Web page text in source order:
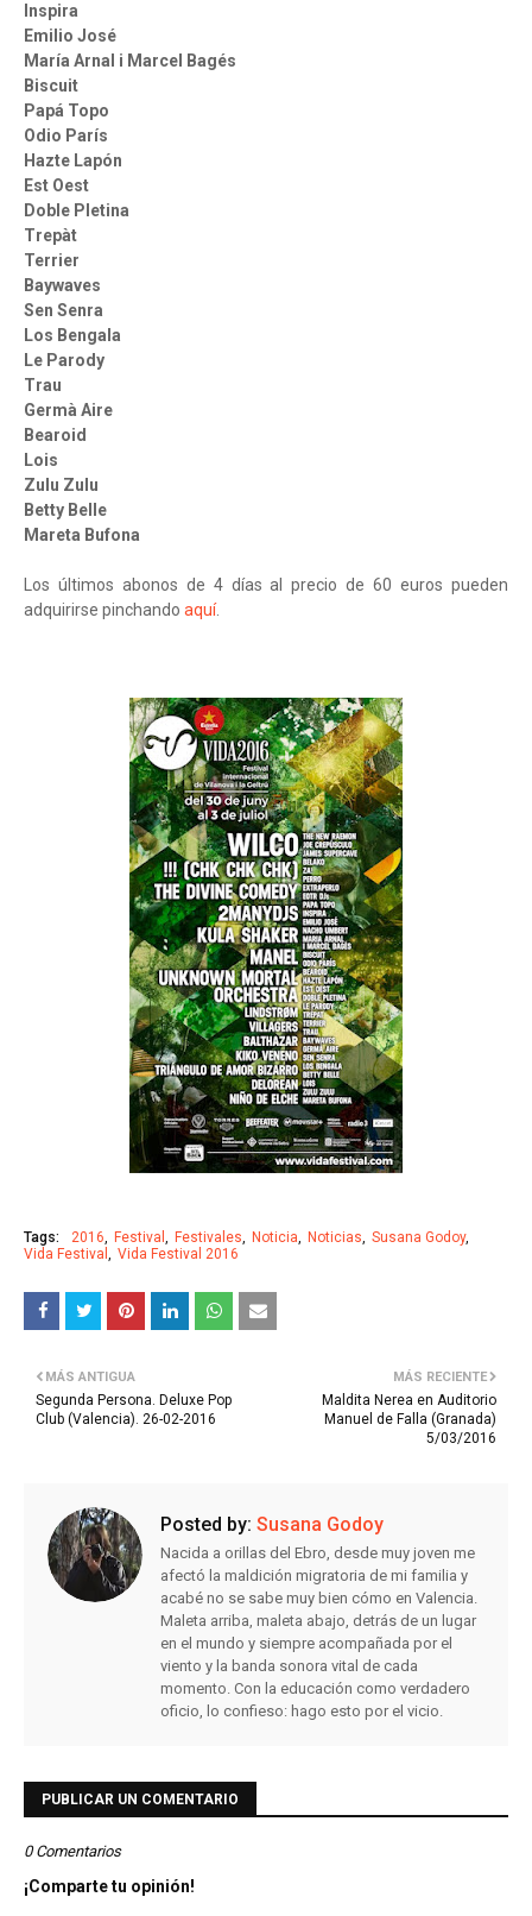
Inspira
Emilio José
María Arnal i Marcel Bagés
Biscuit
Papá Topo
Odio París
Hazte Lapón
Est Oest
Doble Pletina
Trepàt
Terrier
Baywaves
Sen Senra
Los Bengala
Le Parody
Trau
Germà Aire
Bearoid
Lois
Zulu Zulu
Betty Belle
Mareta Bufona
Los últimos abonos de 4 días al precio de 60 euros pueden
adquirirse pinchando aquí.
Tags: 2016 Festival Festivales Noticia Noticias
Susana Godoy
Vida Festival
Vida Festival 2016
MÁS RECIENTE
Maldita Nerea en Auditorio
Manuel de Falla (Granada)
5/03/2016
MÁS ANTIGUA
Segunda Persona. Deluxe Pop
Club (Valencia). 26-02-2016
Posted by: Susana Godoy
Nacida a orillas del Ebro, desde muy joven me
afectó la maldición migratoria de mi familia y
acabé no se sabe muy bien cómo en Valencia.
Maleta arriba, maleta abajo, detrás de un lugar
en el mundo y siempre acompañada por el
viento y la banda sonora vital de cada
momento. Con la educación como verdadero
oficio, lo confieso: hago esto por el vicio.
PUBLICAR UN COMENTARIO
0 Comentarios
¡Comparte tu opinión!